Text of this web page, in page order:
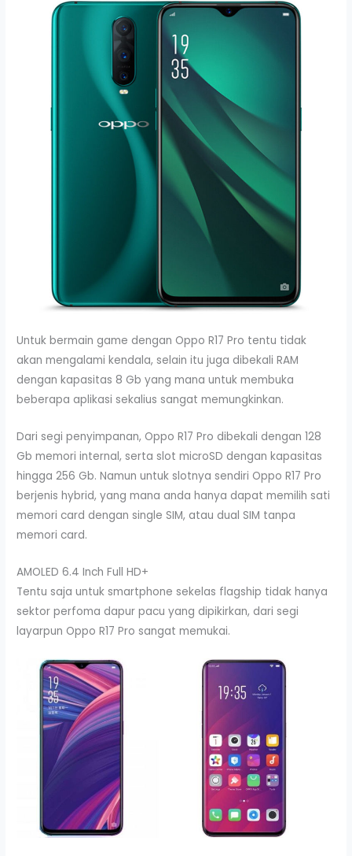
Untuk bermain game dengan Oppo R17 Pro tentu tidak
akan mengalami kendala, selain itu juga dibekali RAM
dengan kapasitas 8 Gb yang mana untuk membuka
beberapa aplikasi sekalius sangat memungkinkan.
Dari segi penyimpanan, Oppo R17 Pro dibekali dengan 128
Gb memori internal, serta slot microSD dengan kapasitas
hingga 256 Gb. Namun untuk slotnya sendiri Oppo R17 Pro
berjenis hybrid, yang mana anda hanya dapat memilih sati
memori card dengan single SIM, atau dual SIM tanpa
memori card.
AMOLED 6.4 Inch Full HD+
Tentu saja untuk smartphone sekelas flagship tidak hanya
sektor perfoma dapur pacu yang dipikirkan, dari segi
layarpun Oppo R17 Pro sangat memukai.